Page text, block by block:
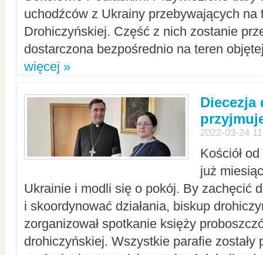
uchodźców z Ukrainy przebywających na
Drohiczyńskiej. Część z nich zostanie
dostarczona bezpośrednio na teren
więcej »
Diecezja
2022-03-24
Kościół
już
Ukrainie i modli się o pokój. By zachęcić
i skoordynować działania, biskup
zorganizował spotkanie księży
drohiczyńskiej. Wszystkie parafie zostały